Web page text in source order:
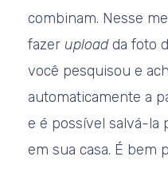
combinam. Nesse
fazer uploadda foto
você pesquisou e
automaticamente a
e é possível salvá-la
em sua casa. É bem